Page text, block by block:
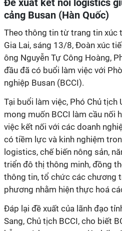
Đề xuất kết nối logistics
cảng Busan (Hàn Quốc)
Theo thông tin từ trang tin xúc
Gia Lai, sáng 13/8, Đoàn xúc
ông Nguyễn Tự Công Hoàng,
đầu đã có buổi làm việc với
nghiệp Busan (BCCI).
Tại buổi làm việc, Phó Chủ tịch
mong muốn BCCI làm cầu nối
việc kết nối với các doanh
có tiềm lực và kinh nghiệm
logistics, chế biến nông sản,
triển đô thị thông minh, đồng
thông tin, tổ chức các chương
phương nhằm hiện thực hoá
Đáp lại đề xuất của lãnh đạo
Sang, Chủ tịch BCCI, cho biết